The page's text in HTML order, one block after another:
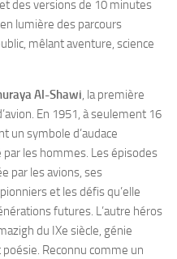
des versions de 10 minutes
lumière des parcours
mêlant aventure, science
Al-Shawi, la première
En 1951, à seulement 16
un symbole d’audace
les hommes. Les épisodes
par les avions, ses
et les défis qu’elle
futures. L’autre héros
du IXe siècle, génie
Reconnu comme un